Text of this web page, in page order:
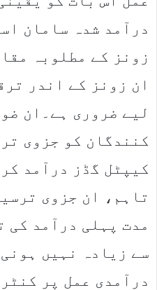
درآمد شدہ سامان
زونز کے مطلوبہ
ان زونز کے اندر
لیے ضروری ہے۔ان
کنندگان کو جزوی
کیپٹل گڈز درآمد
تاہم، ان جزوی
مدت پہلی درآمد کی
سے زیادہ نہیں
درآمدی عمل پر